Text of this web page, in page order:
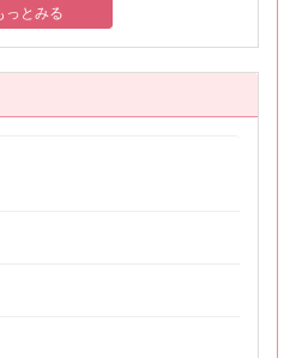
っとみる